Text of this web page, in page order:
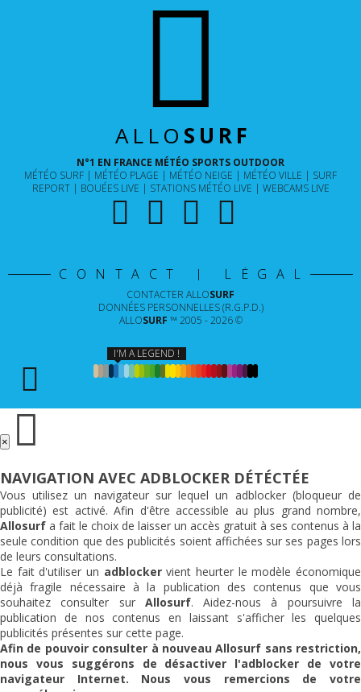
ALLO SURF
N°1 EN FRANCE MÉTÉO SPORTS OUTDOOR
MÉTÉO SURF
MÉTÉO PLAGE MÉTÉO NEIGE MÉTÉO VILLE
SURF
REPORT
BOUÉES LIVE STATIONS MÉTÉO LIVE WEBCAMS LIVE
CONTACT | LÉGAL
CONTACTER ALLOSURF
DONNÉES PERSONNELLES (R.G.P.D.)
ALLOSURF ™ 2005 - 2026 ©
I'M A LEGEND !
×
NAVIGATION AVEC ADBLOCKER DÉTÉCTÉE
Vous utilisez un navigateur sur lequel un adblocker (bloqueur de
publicité) est activé. Afin d'être accessible au plus grand nombre,
Allosurf a fait le choix de laisser un accès gratuit à ses contenus à la
seule condition que des publicités soient affichées sur ses pages lors
de leurs consultations.
Le fait d'utiliser un adblockervient heurter le modèle économique
déjà fragile nécessaire à la publication des contenus que vous
souhaitez consulter sur Allosurf. Aidez-nous à poursuivre la
publication de nos contenus en laissant s'afficher les quelques
publicités présentes sur cette page.
Afin de pouvoir consulter à nouveauAllosurf sans restriction,
nous vous suggérons de désactiver l'adblocker de votre
navigateur Internet. Nous vous remercions de votre